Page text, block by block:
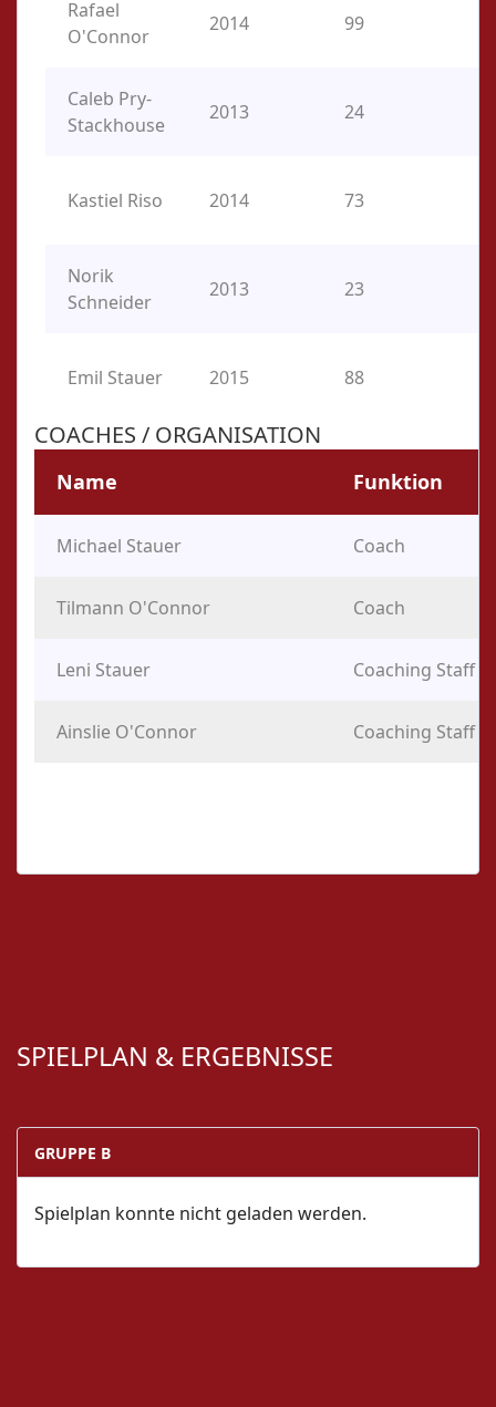
Rafael
O'Connor
2014 99
Caleb Pry-
Stackhouse
2013 24
Kastiel Riso 2014 73
Norik
Schneider
2013 23
Emil Stauer 2015 88
COACHES / ORGANISATION
Name Funktion
Michael Stauer Coach
Tilmann O'Connor Coach
Leni Stauer Coaching Staff
Ainslie O'Connor Coaching Staff
SPIELPLAN & ERGEBNISSE
GRUPPE B
Spielplan konnte nicht geladen werden.